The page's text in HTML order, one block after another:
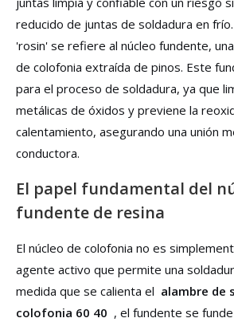
reducido de juntas de soldadura en
'rosin' se refiere al núcleo fundente,
de colofonia extraída de pinos. Este
para el proceso de soldadura, ya que
metálicas de óxidos y previene la
calentamiento, asegurando una unión
conductora.
El papel fundamental del
fundente de resina
El núcleo de colofonia no es
agente activo que permite una
medida que se calienta el alambre de
colofonia 60 40 , el fundente se